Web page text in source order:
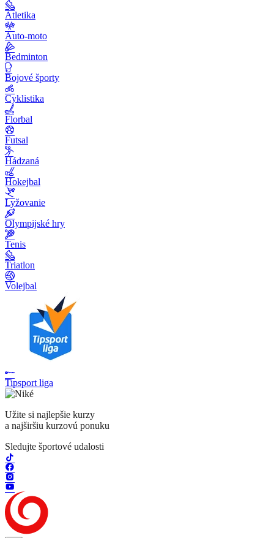
Atletika
Auto-moto
Bedminton
Bojové športy
Cyklistika
Florbal
Futsal
Hádzaná
Hokejbal
Lyžovanie
Olympijské hry
Tenis
Triatlon
Volejbal
Tipsport liga
Užite si najlepšie kurzy
a najširšiu kurzovú ponuku
Sledujte športové udalosti